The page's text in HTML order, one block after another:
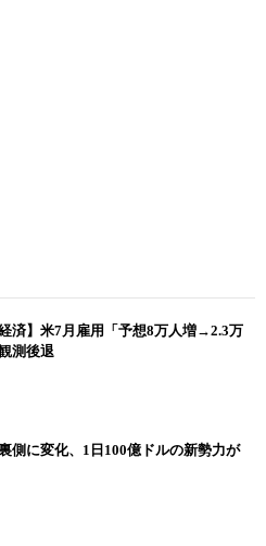
経済】米7月雇用「予想8万人増→2.3万
測後退
側に変化、1日100億ドルの新勢力が